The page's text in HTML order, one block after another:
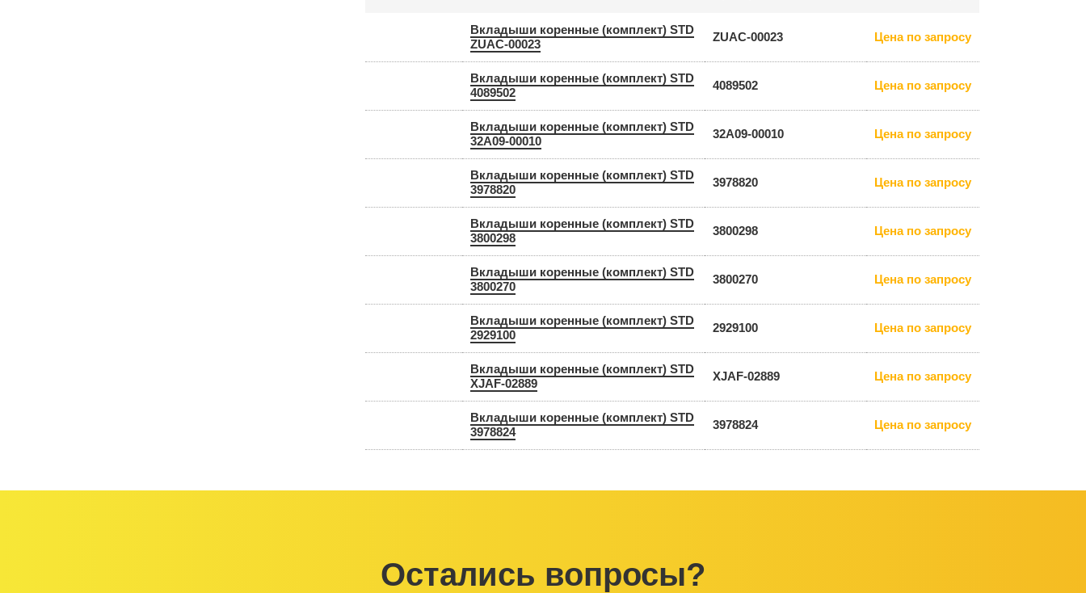
Вкладыши коренные (комплект) STD
ZUAC-00023
ZUAC-00023 Цена по запросу
Вкладыши коренные (комплект) STD
4089502
4089502 Цена по запросу
Вкладыши коренные (комплект) STD
32A09-00010
32A09-00010 Цена по запросу
Вкладыши коренные (комплект) STD
3978820
3978820 Цена по запросу
Вкладыши коренные (комплект) STD
3800298
3800298 Цена по запросу
Вкладыши коренные (комплект) STD
3800270
3800270 Цена по запросу
Вкладыши коренные (комплект) STD
2929100
2929100 Цена по запросу
Вкладыши коренные (комплект) STD
XJAF-02889
XJAF-02889 Цена по запросу
Вкладыши коренные (комплект) STD
3978824
3978824 Цена по запросу
Остались вопросы?